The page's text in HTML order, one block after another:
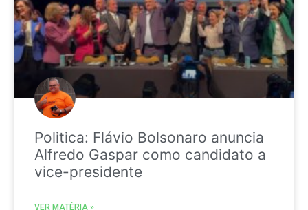
Politica: Flávio Bolsonaro anuncia
Alfredo Gaspar como candidato a
vice-presidente
VER MATÉRIA »